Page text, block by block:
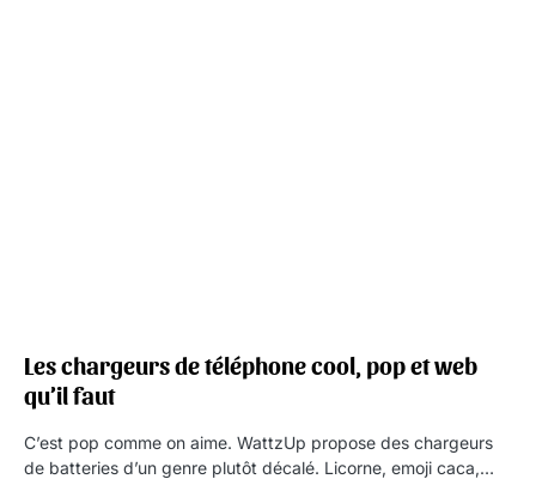
Les chargeurs de téléphone cool, pop et web
qu’il faut
C’est pop comme on aime. WattzUp propose des chargeurs
de batteries d’un genre plutôt décalé. Licorne, emoji caca,…